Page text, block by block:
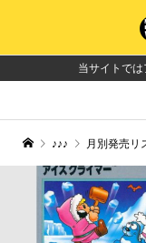
当サイトで
♪♪♪ 月別発売リ